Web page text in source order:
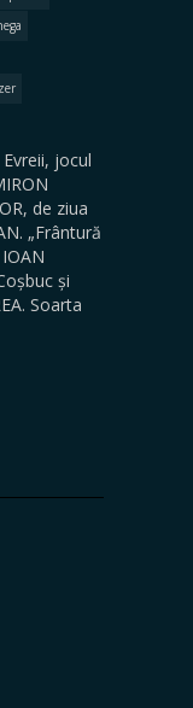
jocul
de ziua
„Frântură
și
Soarta